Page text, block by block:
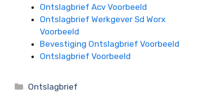
Ontslagbrief Acv Voorbeeld
Ontslagbrief Werkgever Sd Worx
Voorbeeld
Bevestiging Ontslagbrief Voorbeeld
Ontslagbrief Voorbeeld
Categorieën
Ontslagbrief